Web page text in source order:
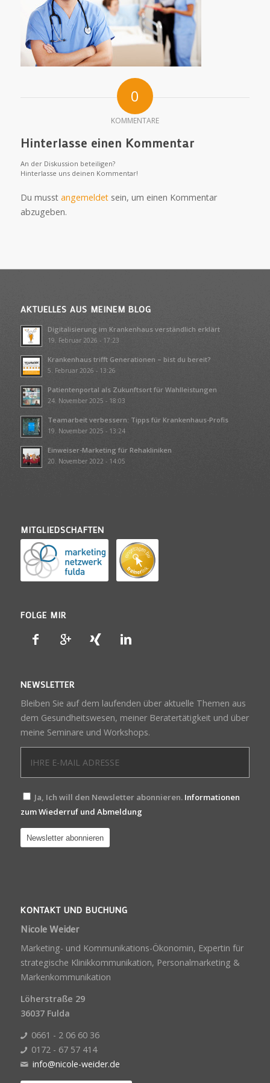
0
KOMMENTARE
Hinterlasse einen Kommentar
An der Diskussion beteiligen?
Hinterlasse uns deinen Kommentar!
Du musst angemeldetsein, um einen Kommentar
abzugeben.
AKTUELLES AUS MEINEM BLOG
Digitalisierung im Krankenhaus verständlich erklärt
19. Februar 2026 - 17:23
Krankenhaus trifft Generationen – bist du bereit?
5. Februar 2026 - 13:26
Patientenportal als Zukunftsort für Wahlleistungen
24. November 2025 - 18:03
Teamarbeit verbessern: Tipps für Krankenhaus-Profis
19. November 2025 - 13:24
Einweiser-Marketing für Rehakliniken
20. November 2022 - 14:05
MITGLIEDSCHAFTEN
FOLGE MIR
NEWSLETTER
Bleiben Sie auf dem laufenden über aktuelle Themen aus
dem Gesundheitswesen, meiner Beratertätigkeit und über
meine Seminare und Workshops.
Ja, Ich will den Newsletter abonnieren. Informationen
zum Wiederruf und Abmeldung
KONTAKT UND BUCHUNG
Nicole Weider
Marketing- und Kommunikations-Ökonomin, Expertin für
strategische Klinikkommunikation, Personalmarketing &
Markenkommunikation
Löherstraße 29
36037 Fulda
0661 - 2 06 60 36
0172 - 67 57 414
info@nicole-weider.de